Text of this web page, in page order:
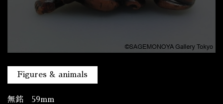
Figures & animals
無銘 59mm